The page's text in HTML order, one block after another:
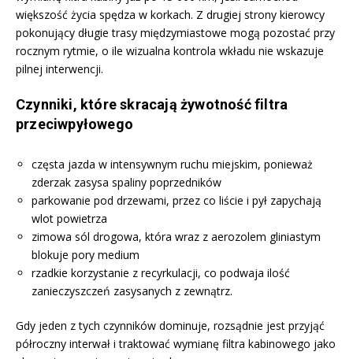
większość życia spędza w korkach. Z drugiej strony kierowcy
pokonujący długie trasy międzymiastowe mogą pozostać przy
rocznym rytmie, o ile wizualna kontrola wkładu nie wskazuje
pilnej interwencji.
Czynniki, które skracają żywotność filtra
przeciwpyłowego
częsta jazda w intensywnym ruchu miejskim, ponieważ
zderzak zasysa spaliny poprzedników
parkowanie pod drzewami, przez co liście i pył zapychają
wlot powietrza
zimowa sól drogowa, która wraz z aerozolem gliniastym
blokuje pory medium
rzadkie korzystanie z recyrkulacji, co podwaja ilość
zanieczyszczeń zasysanych z zewnątrz.
Gdy jeden z tych czynników dominuje, rozsądnie jest przyjąć
półroczny interwał i traktować wymianę filtra kabinowego jako